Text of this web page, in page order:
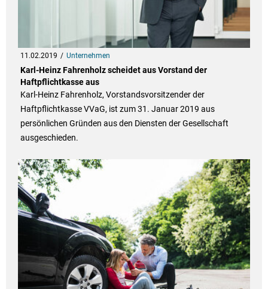
11.02.2019 Unternehmen
Karl-Heinz Fahrenholz scheidet aus Vorstand der
Haftpflichtkasse aus
Karl-Heinz Fahrenholz, Vorstandsvorsitzender der
Haftpflichtkasse VVaG, ist zum 31. Januar 2019 aus
persönlichen Gründen aus den Diensten der Gesellschaft
ausgeschieden.